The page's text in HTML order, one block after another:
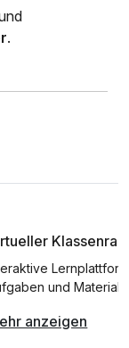
.
und
anzeigen